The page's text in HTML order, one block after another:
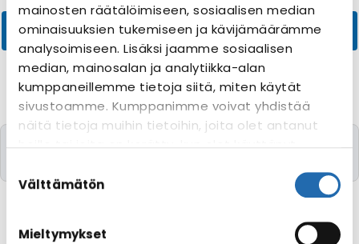
mainosten räätälöimiseen, sosiaalisen median
ominaisuuksien tukemiseen ja kävijämäärämme
analysoimiseen. Lisäksi jaamme sosiaalisen
median, mainosalan ja analytiikka-alan
kumppaneillemme tietoja siitä, miten käytät
sivustoamme. Kumppanimme voivat yhdistää
näitä tietoja muihin tietoihin, joita olet antanut
evästeasetuksiesi hyväksyntää sivuston
linkistä.
valinta
Välttämätön
Mieltymykset